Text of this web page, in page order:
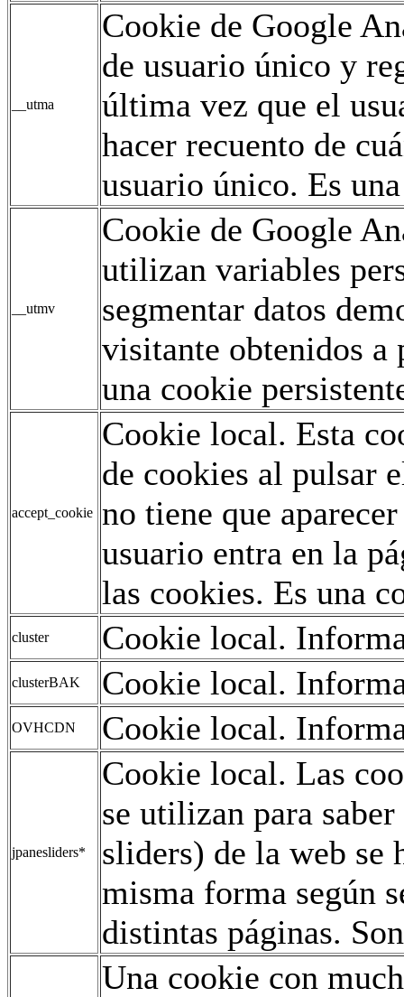
__utma
Cookie de Google
de usuario único y
última vez que el
hacer recuento de
usuario único. Es
__utmv
Cookie de Google
utilizan variables
segmentar datos
visitante obtenidos a
una cookie
accept_cookie
Cookie local. Esta
de cookies al pulsar
no tiene que
usuario entra en la
las cookies. Es una
cluster Cookie local.
clusterBAK Cookie local.
OVHCDN Cookie local.
jpanesliders*
Cookie local. Las
se utilizan para
sliders) de la web se
misma forma según
distintas páginas.
Una cookie con